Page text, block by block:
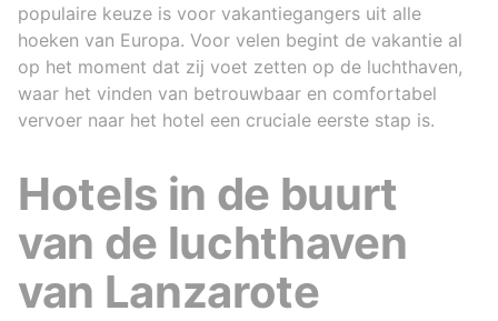
populaire keuze is voor vakantiegangers uit alle
hoeken van Europa. Voor velen begint de vakantie al
op het moment dat zij voet zetten op de luchthaven,
waar het vinden van betrouwbaar en comfortabel
vervoer naar het hotel een cruciale eerste stap is.
Hotels in de buurt
van de luchthaven
van Lanzarote